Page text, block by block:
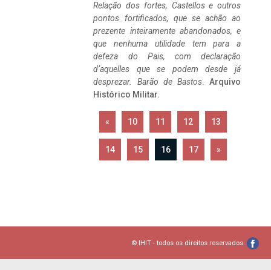
Relação dos fortes, Castellos e outros
pontos fortificados, que se achão ao
prezente inteiramente abandonados, e
que nenhuma utilidade tem para a
defeza do Pais, com declaração
d’aquelles que se podem desde já
desprezar. Barão de Bastos. Arquivo
Histórico Militar.
« 10 11 12 13
14 15 16 17 »
© IHIT - todos os direitos reservados.